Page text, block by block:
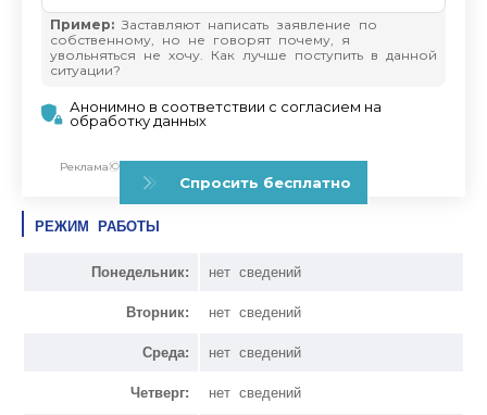
РЕЖИМ РАБОТЫ
Понедельник: нет сведений
Вторник: нет сведений
Среда: нет сведений
Четверг: нет сведений